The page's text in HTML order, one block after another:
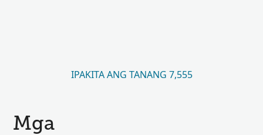
IPAKITA ANG TANANG 7,555
Mga